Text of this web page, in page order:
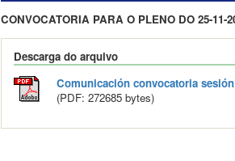
CONVOCATORIA PARA O PLENO DO 25-11-
Descarga do arquivo
Comunicación convocatoria
(PDF: 272685 bytes)